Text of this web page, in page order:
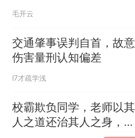
位的严峻考验
毛开云
交通肇事误判自首，故意
伤害量刑认知偏差
l7才疏学浅
校霸欺负同学，老师以其
人之道还治其人之身，结